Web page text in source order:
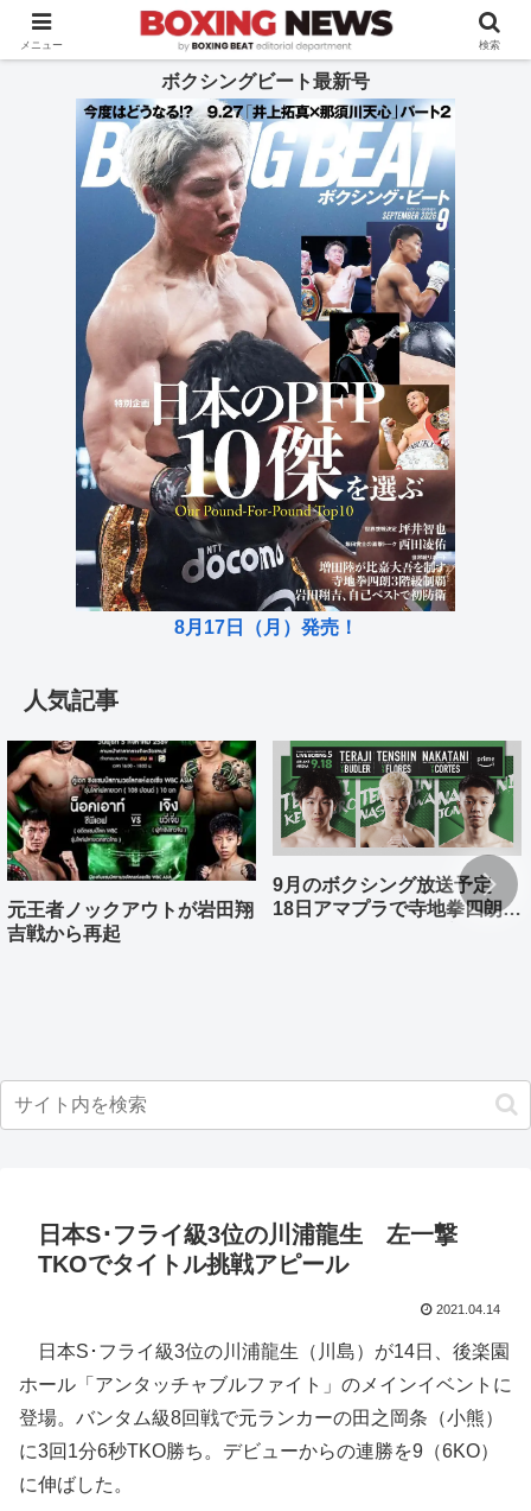
BOXING BEAT [ボクシング・ビート] 公式サイト
ボクシングビート最新号
8月17日（月）発売！
人気記事
元王者ノックアウトが岩田翔
吉戦から再起
9月のボクシング放送予定
18日アマプラで寺地拳四朗、
日本S･フライ級3位の川浦龍生 左一撃
TKOでタイトル挑戦アピール
2021.04.14
日本S･フライ級3位の川浦龍生（川島）が14日、後楽園
ホール「アンタッチャブルファイト」のメインイベントに
登場。バンタム級8回戦で元ランカーの田之岡条（小熊）
に3回1分6秒TKO勝ち。デビューからの連勝を9（6KO）
に伸ばした。
メニュー 検索